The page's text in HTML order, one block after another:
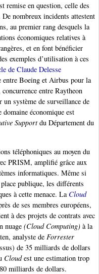
remise en question, celle des
De nombreux incidents attestent
au premier rang desquels la
économiques relatives à
et en font bénéficier
exemples d’utilisation à ces
de Claude Delesse
Boeing et Airbus pour la
entre Raytheon
système de surveillance de
économique est
Supportdu Département du
téléphoniques au moyen du
PRISM, amplifié grâce aux
informatiques. Même si
publique, les différents
à cette menace. La Cloud
de ses membres européens,
à des projets de contrats avec
nuage (Cloud Computing) à la
analyste de Forrester
de 35 milliards de dollars
Cloudest une estimation trop
milliards de dollars.